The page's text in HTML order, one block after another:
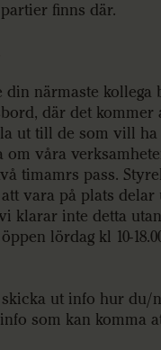
finns där.
din närmaste kollega
där det kommer
ut till de som vill ha
våra
timamrs pass.
vara på plats delar
klarar inte detta
lördag kl 10-
ut info hur du/
som kan komma